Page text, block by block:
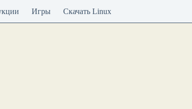
Игры Скачать Linux